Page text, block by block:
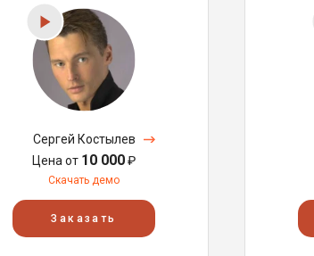
Сергей Костылев
Цена от 10 000₽
Скачать демо
Заказать